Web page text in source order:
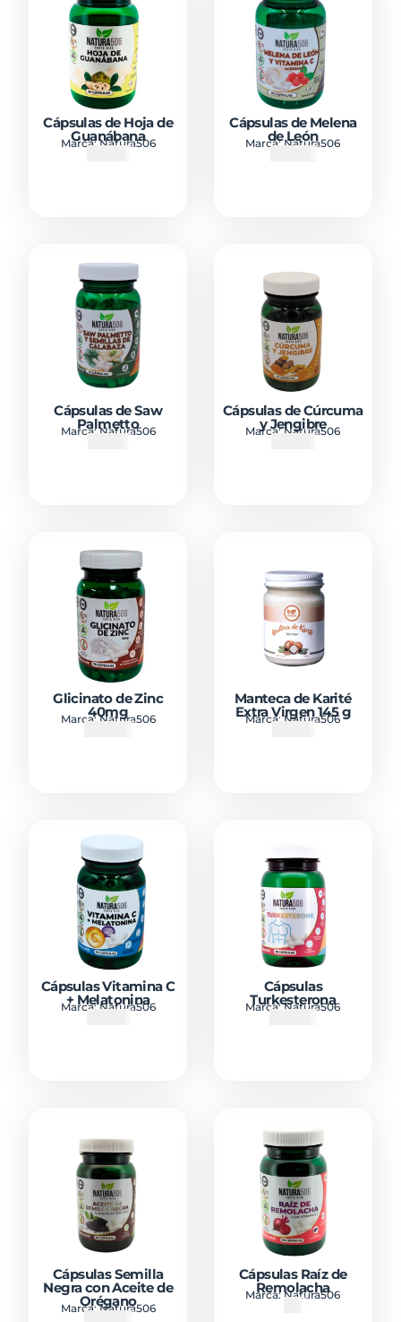
Cápsulas de Hoja de
Guanábana
Marca:Natura506
Cápsulas de Melena
de León
Marca:Natura506
Cápsulas de Saw
Palmetto
Marca:Natura506
Cápsulas de Cúrcuma
y Jengibre
Marca:Natura506
Glicinato de Zinc
40mg
Marca:Natura506
Manteca de Karité
Extra Virgen 145 g
Marca:Natura506
Cápsulas Vitamina C
+ Melatonina
Marca:Natura506
Cápsulas
Turkesterona
Marca:Natura506
Cápsulas Semilla
Negra con Aceite de
Orégano
Marca:Natura506
Cápsulas Raíz de
Remolacha
Marca:Natura506